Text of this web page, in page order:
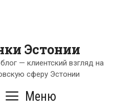
Эстонии
— клиентский взгляд на
сферу Эстонии
Меню